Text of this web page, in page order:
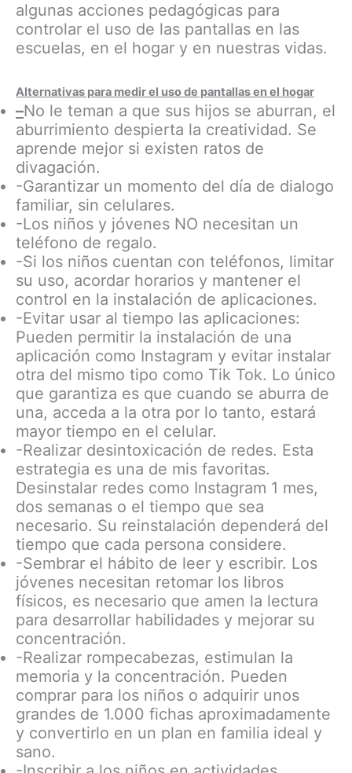
algunas acciones pedagógicas para
controlar el uso de las pantallas en las
escuelas, en el hogar y en nuestras vidas.
Alternativas para medir el uso de pantallas en el hogar
–No le teman a que sus hijos se aburran, el
aburrimiento despierta la creatividad. Se
aprende mejor si existen ratos de
divagación.
-Garantizar un momento del día de dialogo
familiar, sin celulares.
-Los niños y jóvenes NO necesitan un
teléfono de regalo.
-Si los niños cuentan con teléfonos, limitar
su uso, acordar horarios y mantener el
control en la instalación de aplicaciones.
-Evitar usar al tiempo las aplicaciones:
Pueden permitir la instalación de una
aplicación como Instagram y evitar instalar
otra del mismo tipo como Tik Tok. Lo único
que garantiza es que cuando se aburra de
una, acceda a la otra por lo tanto, estará
mayor tiempo en el celular.
-Realizar desintoxicación de redes. Esta
estrategia es una de mis favoritas.
Desinstalar redes como Instagram 1 mes,
dos semanas o el tiempo que sea
necesario. Su reinstalación dependerá del
tiempo que cada persona considere.
-Sembrar el hábito de leer y escribir. Los
jóvenes necesitan retomar los libros
físicos, es necesario que amen la lectura
para desarrollar habilidades y mejorar su
concentración.
-Realizar rompecabezas, estimulan la
memoria y la concentración. Pueden
comprar para los niños o adquirir unos
grandes de 1.000 fichas aproximadamente
y convertirlo en un plan en familia ideal y
sano.